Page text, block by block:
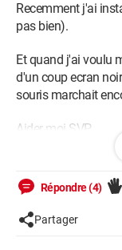
Recemment j'ai
pas bien).
Et quand j'ai voulu
d'un coup ecran
souris marchait
Aider moi SVP.
Windows / Chrome
Répondre (4)
Partager